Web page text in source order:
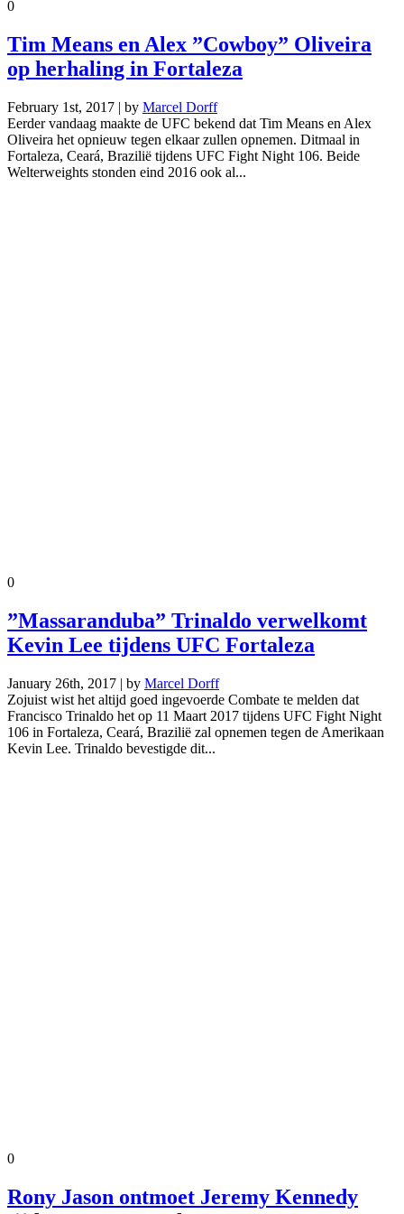
0
Tim Means en Alex ”Cowboy” Oliveira
op herhaling in Fortaleza
February 1st, 2017 | by Marcel Dorff
Eerder vandaag maakte de UFC bekend dat Tim Means en Alex
Oliveira het opnieuw tegen elkaar zullen opnemen. Ditmaal in
Fortaleza, Ceará, Brazilië tijdens UFC Fight Night 106. Beide
Welterweights stonden eind 2016 ook al...
0
”Massaranduba” Trinaldo verwelkomt
Kevin Lee tijdens UFC Fortaleza
January 26th, 2017 | by Marcel Dorff
Zojuist wist het altijd goed ingevoerde Combate te melden dat
Francisco Trinaldo het op 11 Maart 2017 tijdens UFC Fight Night
106 in Fortaleza, Ceará, Brazilië zal opnemen tegen de Amerikaan
Kevin Lee. Trinaldo bevestigde dit...
0
Rony Jason ontmoet Jeremy Kennedy